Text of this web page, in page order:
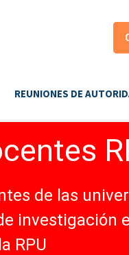
REUNIONES DE
de las
investigación
RPU